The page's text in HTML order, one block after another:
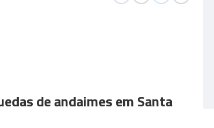
de andaimes em Santa